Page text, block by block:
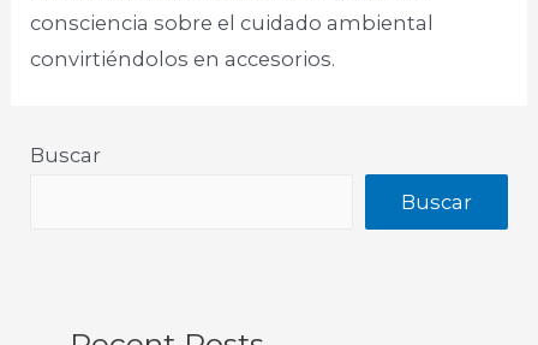
consciencia sobre el cuidado ambiental
convirtiéndolos en accesorios.​
Buscar
Buscar